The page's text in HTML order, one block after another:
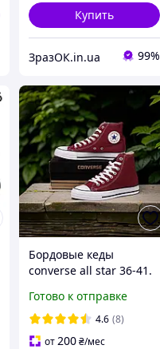
Купить
ЗразОК.in.ua 99%
Бордовые кеды
converse all star 36-41.
-100 грн
Готово к отправке
4.6 (8)
от 200 ₴/мес